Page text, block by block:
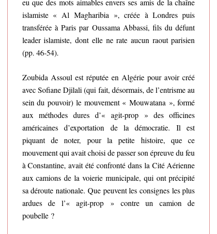
eu que des mots aimables envers ses amis de la chaîne
islamiste « Al Magharibia », créée à Londres puis
transférée à Paris par Oussama Abbassi, fils du défunt
leader islamiste, dont elle ne rate aucun raout parisien
(pp. 46-54).
Zoubida Assoul est réputée en Algérie pour avoir créé
avec Sofiane Djilali (qui fait, désormais, de l’entrisme au
sein du pouvoir) le mouvement « Mouwatana », formé
aux méthodes dures d’« agit-prop » des officines
américaines d’exportation de la démocratie. Il est
piquant de noter, pour la petite histoire, que ce
mouvement qui avait choisi de passer son épreuve du feu
à Constantine, avait été confronté dans la Cité Aérienne
aux camions de la voierie municipale, qui ont précipité
sa déroute nationale. Que peuvent les consignes les plus
ardues de l’« agit-prop » contre un camion de
poubelle ?